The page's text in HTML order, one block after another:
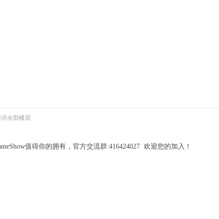
示全部楼层
值得你的拥有，官方交流群:416424027 欢迎您的加入！